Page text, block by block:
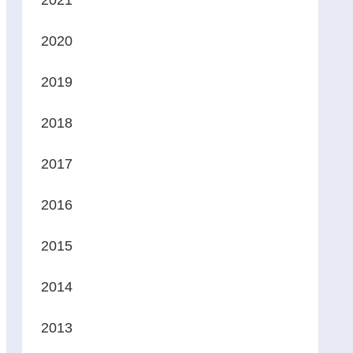
2020
2019
2018
2017
2016
2015
2014
2013